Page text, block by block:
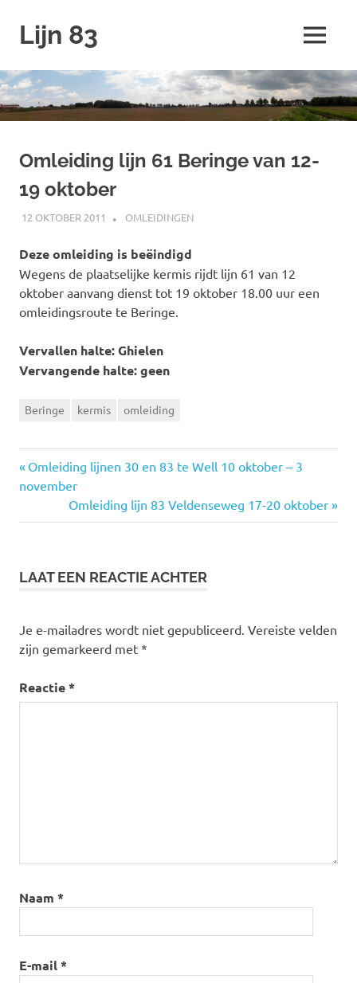
naar
inhoud
Lijn 83 MENU
Omleiding lijn 61 Beringe van 12-
19 oktober
12 OKTOBER 2011 JOHAN
OMLEIDINGEN
Deze omleiding is beëindigd
Wegens de plaatselijke kermis rijdt lijn 61 van 12
oktober aanvang dienst tot 19 oktober 18.00 uur een
omleidingsroute te Beringe.
Vervallen halte: Ghielen
Vervangende halte: geen
Beringe kermis omleiding
Bericht
navigatie
Vorige
bericht:
Omleiding lijnen 30 en 83 te Well 10 oktober – 3
november
Volgende
bericht:
Omleiding lijn 83 Veldenseweg 17-20 oktober
LAAT EEN REACTIE ACHTER
Je e-mailadres wordt niet gepubliceerd. Vereiste velden
zijn gemarkeerd met *
Reactie*
Naam *
E-mail*